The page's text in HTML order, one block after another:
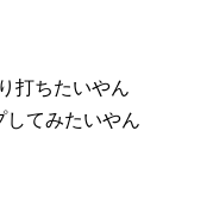
打ちたいやん
してみたいやん